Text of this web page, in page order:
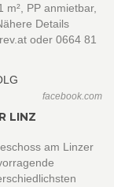
m², PP anmietbar,
Details
oder 0664 81
facebook.com
LINZ
am Linzer